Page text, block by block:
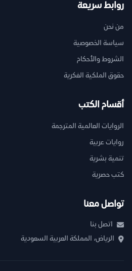
روابط سريعة
من نحن
سياسة الخصوصية
الشروط والأحكام
حقوق الملكية الفكرية
أقسام الكتب
الروايات العالمية المترجمة
روايات عربية
تنمية بشرية
كتب حصرية
تواصل معنا
اتصل بنا
الرياض، المملكة العربية السعودية